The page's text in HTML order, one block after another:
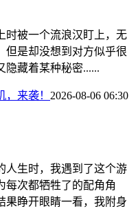
时被一个流浪汉盯上，无
但是却没想到对方似乎很
隐藏着某种秘密......
，来袭！ 2026-08-06 06:30
人生时，我遇到了这个游
每次都牺牲了的配角角
果睁开眼睛一看，我附身